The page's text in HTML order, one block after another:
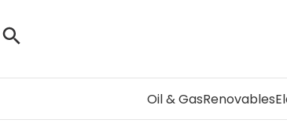
Oil & GasRenovables